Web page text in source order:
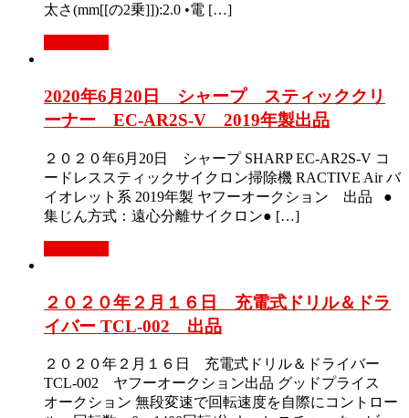
太さ(mm[[の2乗]]):2.0 •電 […]
2020年6月20日 シャープ スティッククリ
ーナー EC-AR2S-V 2019年製出品
２０２０年6月20日 シャープ SHARP EC-AR2S-V コ
ードレススティックサイクロン掃除機 RACTIVE Air バ
イオレット系 2019年製 ヤフーオークション 出品 ●
集じん方式：遠心分離サイクロン● […]
２０２０年２月１６日 充電式ドリル＆ドラ
イバー TCL-002 出品
２０２０年２月１６日 充電式ドリル＆ドライバー
TCL-002 ヤフーオークション出品 グッドプライス
オークション 無段変速で回転速度を自際にコントロー